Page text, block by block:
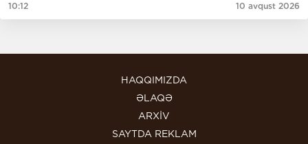
10:12 10 avqust 2026
HAQQIMIZDA
ƏLAQƏ
ARXİV
SAYTDA REKLAM